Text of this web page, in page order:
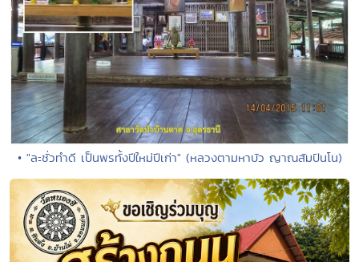
• "ละชั่วทำดี เป็นพรทั้งปีใหม่ปีเก่า" (หลวงตามหาบัว ญาณสัมปันโน)